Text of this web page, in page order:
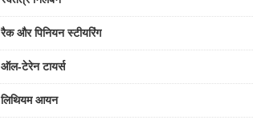
रैक और पिनियन स्टीयरिंग
ऑल-टेरेन टायर्स
लिथियम आयन